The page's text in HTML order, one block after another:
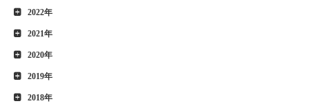
2022年
2021年
2020年
2019年
2018年